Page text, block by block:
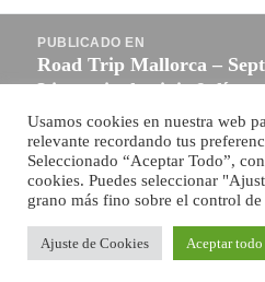
entradas
PUBLICADO EN
Road Trip Mallorca –
Itinerario de viaje 9 días
Funciona gracias a WordPress
Usamos cookies en nuestra web
relevante recordando tus
Seleccionado “Aceptar Todo”,
cookies. Puedes seleccionar
grano más fino sobre el control
Ajuste de Cookies Aceptar todo